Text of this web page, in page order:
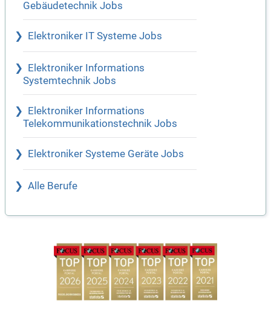
Gebäudetechnik Jobs
Elektroniker IT Systeme Jobs
Elektroniker Informations
Systemtechnik Jobs
Elektroniker Informations
Telekommunikationstechnik Jobs
Elektroniker Systeme Geräte Jobs
Alle Berufe